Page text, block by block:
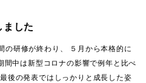
ました
の研修が終わり、 ５月から本格的に
中は新型コロナの影響で例年と比べ
後の発表ではしっかりと成長した姿